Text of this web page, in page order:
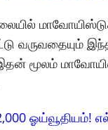
வருவதையும்
மூலம்
ஓய்வூதியம்!